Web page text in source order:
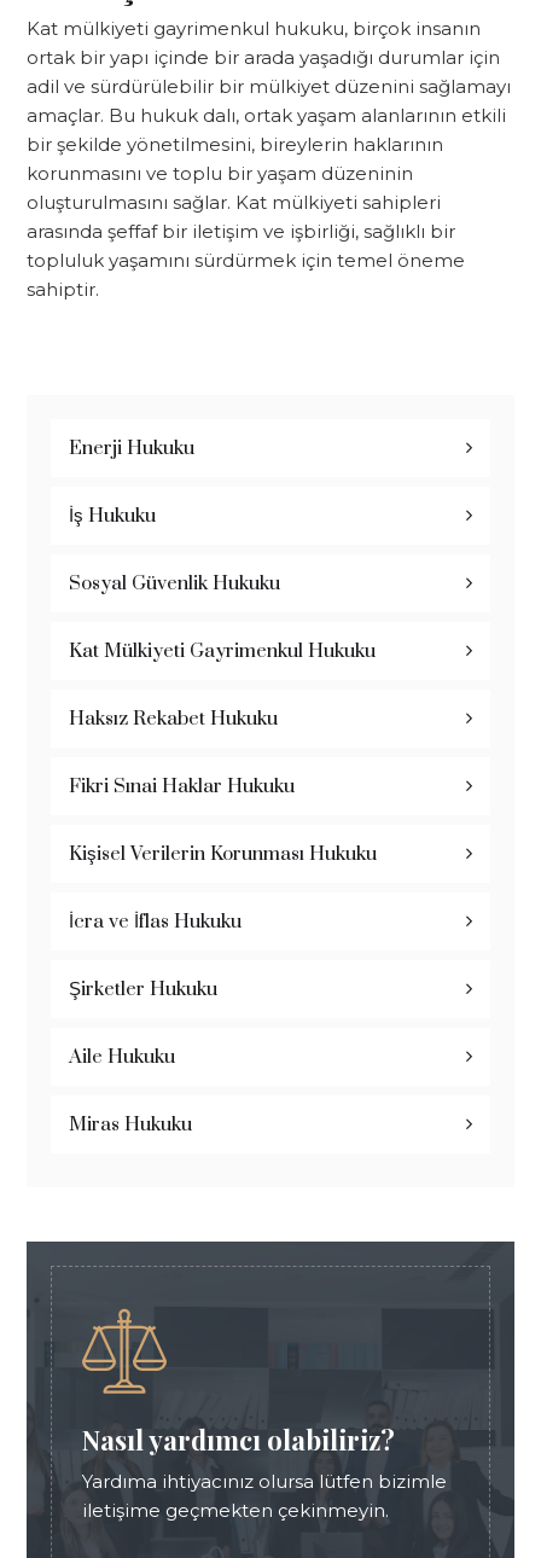
Enerji Hukuku
İş Hukuku
Sosyal Güvenlik Hukuku
Kat Mülkiyeti Gayrimenkul Hukuku
Haksız Rekabet Hukuku
Fikri Sınai Haklar Hukuku
Kişisel Verilerin Korunması Hukuku
İcra ve İflas Hukuku
Şirketler Hukuku
Aile Hukuku
Miras Hukuku
Nasıl yardımcı olabiliriz?
Yardıma ihtiyacınız olursa lütfen bizimle
iletişime geçmekten çekinmeyin.
Kat mülkiyeti gayrimenkul hukuku, birçok insanın
ortak bir yapı içinde bir arada yaşadığı durumlar için
adil ve sürdürülebilir bir mülkiyet düzenini sağlamayı
amaçlar. Bu hukuk dalı, ortak yaşam alanlarının etkili
bir şekilde yönetilmesini, bireylerin haklarının
korunmasını ve toplu bir yaşam düzeninin
oluşturulmasını sağlar. Kat mülkiyeti sahipleri
arasında şeffaf bir iletişim ve işbirliği, sağlıklı bir
topluluk yaşamını sürdürmek için temel öneme
sahiptir.